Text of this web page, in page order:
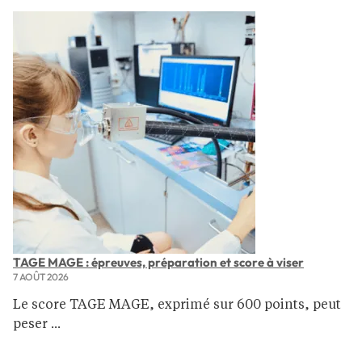
TAGE MAGE : épreuves, préparation et score à viser
7 AOÛT 2026
Le score TAGE MAGE, exprimé sur 600 points, peut
peser ...